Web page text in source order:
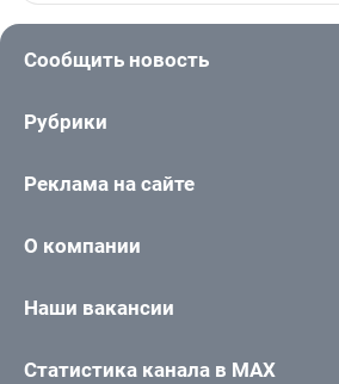
Сообщить новость
Рубрики
Реклама на сайте
О компании
Наши вакансии
Статистика канала в MAX